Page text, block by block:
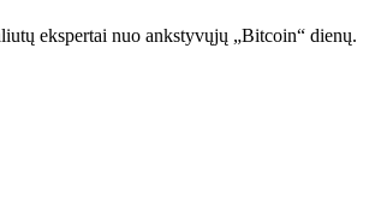
ekspertai nuo ankstyvųjų „Bitcoin“ dienų.